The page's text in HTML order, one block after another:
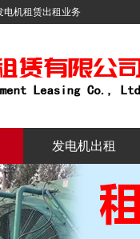
电机租赁出租业务
发电机出租